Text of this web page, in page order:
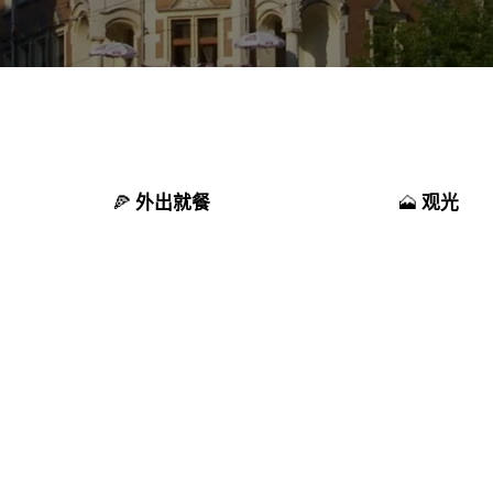
外出就餐 观光